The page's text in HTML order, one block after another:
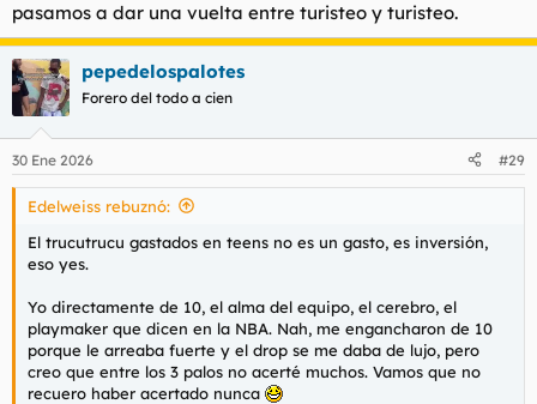
pasamos a dar una vuelta entre turisteo y turisteo.
pepedelospalotes
Forero del todo a cien
30 Ene 2026 #29
Edelweiss rebuznó:
El trucutrucu gastados en teens no es un gasto, es inversión,
eso yes.
Yo directamente de 10, el alma del equipo, el cerebro, el
playmaker que dicen en la NBA. Nah, me engancharon de 10
porque le arreaba fuerte y el drop se me daba de lujo, pero
creo que entre los 3 palos no acerté muchos. Vamos que no
recuero haber acertado nunca